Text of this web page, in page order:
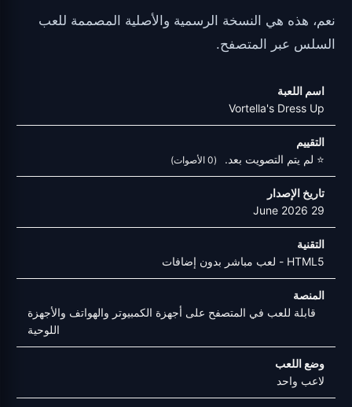
نعم، هذه هي النسخة الرسمية والأصلية المصممة للعب
السلس عبر المتصفح.
اسم اللعبة
Vortella's Dress Up
التقييم
⭐ لم يتم التصويت بعد.
(0 الأصوات)
تاريخ الإصدار
29 June 2026
التقنية
HTML5 - لعب مباشر بدون إضافات
المنصة
قابلة للعب في المتصفح على أجهزة الكمبيوتر والهواتف والأجهزة
اللوحية
وضع اللعب
لاعب واحد